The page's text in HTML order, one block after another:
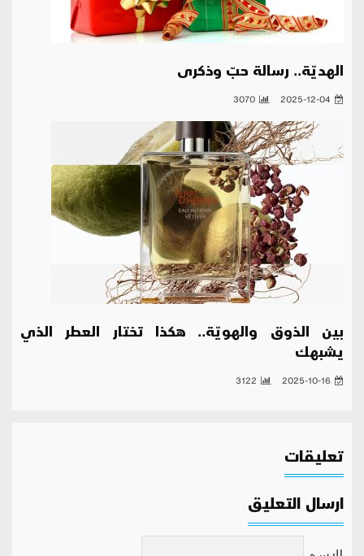
الهديّة.. رسالة حبّ وذكرى
2025-12-04
3070
بين الذوق والهويّة.. هكذا تختار العطر الذي
يشبهك
2025-10-16
3122
تعليقات
ارسال التعليق